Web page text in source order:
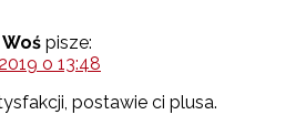
pisze:
o 13:48
postawie ci plusa.